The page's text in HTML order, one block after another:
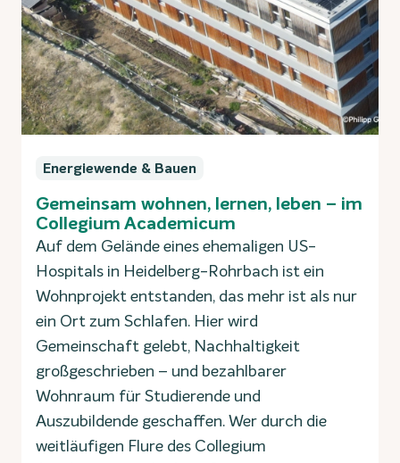
Energiewende & Bauen
Gemeinsam wohnen, lernen, leben – im
Collegium Academicum
Auf dem Gelände eines ehemaligen US-
Hospitals in Heidelberg-Rohrbach ist ein
Wohnprojekt entstanden, das mehr ist als nur
ein Ort zum Schlafen. Hier wird
Gemeinschaft gelebt, Nachhaltigkeit
großgeschrieben – und bezahlbarer
Wohnraum für Studierende und
Auszubildende geschaffen. Wer durch die
weitläufigen Flure des Collegium